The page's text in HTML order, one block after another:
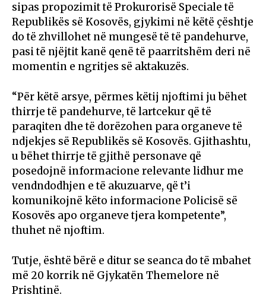
sipas propozimit të Prokurorisë Speciale të
Republikës së Kosovës, gjykimi në këtë çështje
do të zhvillohet në mungesë të të pandehurve,
pasi të njëjtit kanë qenë të paarritshëm deri në
momentin e ngritjes së aktakuzës.
“Për këtë arsye, përmes këtij njoftimi ju bëhet
thirrje të pandehurve, të lartcekur që të
paraqiten dhe të dorëzohen para organeve të
ndjekjes së Republikës së Kosovës. Gjithashtu,
u bëhet thirrje të gjithë personave që
posedojnë informacione relevante lidhur me
vendndodhjen e të akuzuarve, që t’i
komunikojnë këto informacione Policisë së
Kosovës apo organeve tjera kompetente”,
thuhet në njoftim.
Tutje, është bërë e ditur se seanca do të mbahet
më 20 korrik në Gjykatën Themelore në
Prishtinë.